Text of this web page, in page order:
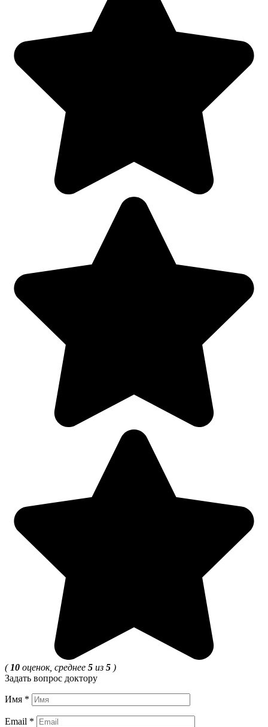
( 10 оценок, среднее 5 из 5 )
Задать вопрос доктору
Имя *
Email *